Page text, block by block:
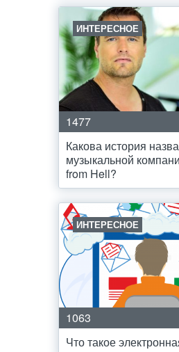
ИНТЕРЕСНОЕ
1477
Какова история
музыкальной
from Hell?
ИНТЕРЕСНОЕ
1063
Что такое